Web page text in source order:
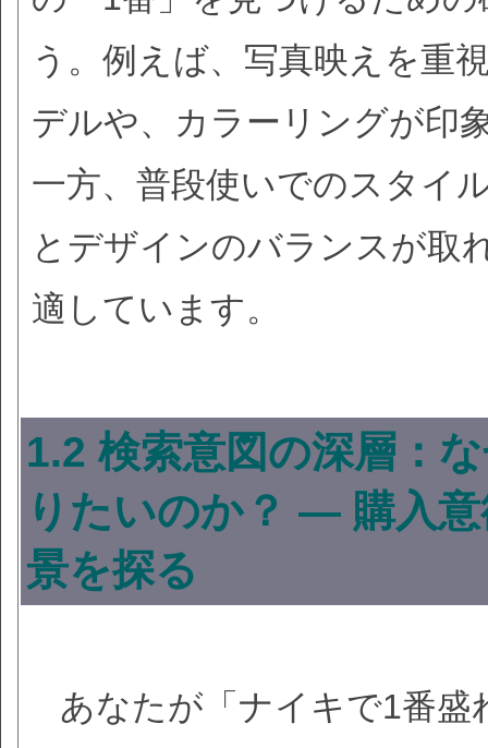
う。例えば、写真映えを重
デルや、カラーリングが印
一方、普段使いでのスタイ
とデザインのバランスが取
適しています。
1.2 検索意図の深層：
りたいのか？ — 購入
景を探る
あなたが「ナイキで1番